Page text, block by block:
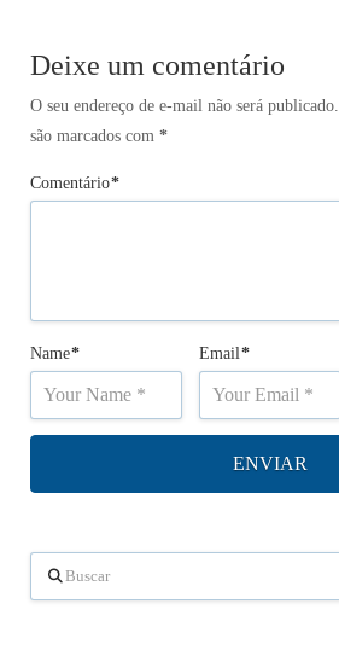
Deixe um comentário
O seu endereço de e-mail não será publicado.
são marcados com *
Comentário*
Name* Email*
Buscar